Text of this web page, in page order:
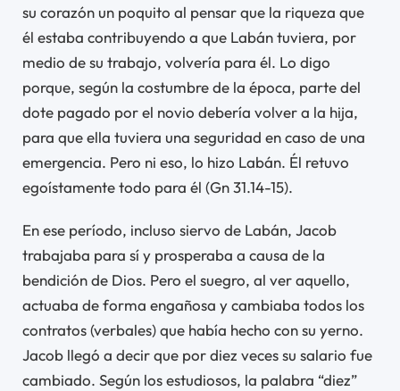
su corazón un poquito al pensar que la riqueza que
él estaba contribuyendo a que Labán tuviera, por
medio de su trabajo, volvería para él. Lo digo
porque, según la costumbre de la época, parte del
dote pagado por el novio debería volver a la hija,
para que ella tuviera una seguridad en caso de una
emergencia. Pero ni eso, lo hizo Labán. Él retuvo
egoístamente todo para él (Gn 31.14-15).
En ese período, incluso siervo de Labán, Jacob
trabajaba para sí y prosperaba a causa de la
bendición de Dios. Pero el suegro, al ver aquello,
actuaba de forma engañosa y cambiaba todos los
contratos (verbales) que había hecho con su yerno.
Jacob llegó a decir que por diez veces su salario fue
cambiado. Según los estudiosos, la palabra “diez”